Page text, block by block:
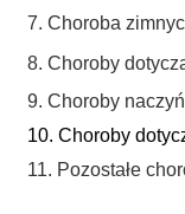
7. Choroba
8. Choroby
9. Choroby naczyń
10. Choroby
11. Pozostałe